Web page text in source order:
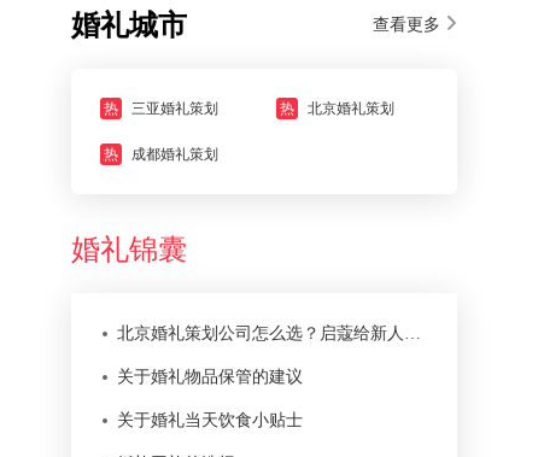
婚礼城市 查看更多
热 三亚婚礼策划 热 北京婚礼策划
热 成都婚礼策划
婚礼锦囊
关于婚礼物品保管的建议
关于婚礼当天饮食小贴士